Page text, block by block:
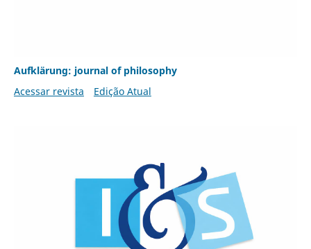
Aufklärung: journal of philosophy
Acessar revista
Edição Atual